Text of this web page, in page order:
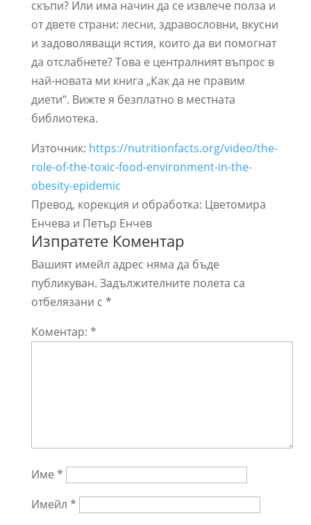
скъпи? Или има начин да се извлече полза и
от двете страни: лесни, здравословни, вкусни
и задоволяващи ястия, които да ви помогнат
да отслабнете? Това е централният въпрос в
най-новата ми книга „Как да не правим
диети“. Вижте я безплатно в местната
библиотека.
Източник: https://nutritionfacts.org/video/the-
role-of-the-toxic-food-environment-in-the-
obesity-epidemic
Превод, корекция и обработка: Цветомира
Енчева и Петър Енчев
Изпратете Коментар
Вашият имейл адрес няма да бъде
публикуван. Задължителните полета са
отбелязани с *
Коментар: *
Име *
Имейл *